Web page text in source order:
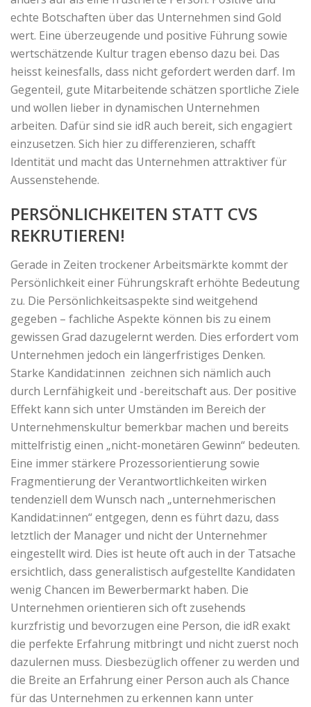
echte Botschaften über das Unternehmen sind Gold
wert. Eine überzeugende und positive Führung sowie
wertschätzende Kultur tragen ebenso dazu bei. Das
heisst keinesfalls, dass nicht gefordert werden darf. Im
Gegenteil, gute Mitarbeitende schätzen sportliche Ziele
und wollen lieber in dynamischen Unternehmen
arbeiten. Dafür sind sie idR auch bereit, sich engagiert
einzusetzen. Sich hier zu differenzieren, schafft
Identität und macht das Unternehmen attraktiver für
Aussenstehende.
PERSÖNLICHKEITEN STATT CVS
REKRUTIEREN!
Gerade in Zeiten trockener Arbeitsmärkte kommt der
Persönlichkeit einer Führungskraft erhöhte Bedeutung
zu. Die Persönlichkeitsaspekte sind weitgehend
gegeben – fachliche Aspekte können bis zu einem
gewissen Grad dazugelernt werden. Dies erfordert vom
Unternehmen jedoch ein längerfristiges Denken.
Starke Kandidat:innen zeichnen sich nämlich auch
durch Lernfähigkeit und -bereitschaft aus. Der positive
Effekt kann sich unter Umständen im Bereich der
Unternehmenskultur bemerkbar machen und bereits
mittelfristig einen „nicht-monetären Gewinn“ bedeuten.
Eine immer stärkere Prozessorientierung sowie
Fragmentierung der Verantwortlichkeiten wirken
tendenziell dem Wunsch nach „unternehmerischen
Kandidat:innen“ entgegen, denn es führt dazu, dass
letztlich der Manager und nicht der Unternehmer
eingestellt wird. Dies ist heute oft auch in der Tatsache
ersichtlich, dass generalistisch aufgestellte Kandidaten
wenig Chancen im Bewerbermarkt haben. Die
Unternehmen orientieren sich oft zusehends
kurzfristig und bevorzugen eine Person, die idR exakt
die perfekte Erfahrung mitbringt und nicht zuerst noch
dazulernen muss. Diesbezüglich offener zu werden und
die Breite an Erfahrung einer Person auch als Chance
für das Unternehmen zu erkennen kann unter